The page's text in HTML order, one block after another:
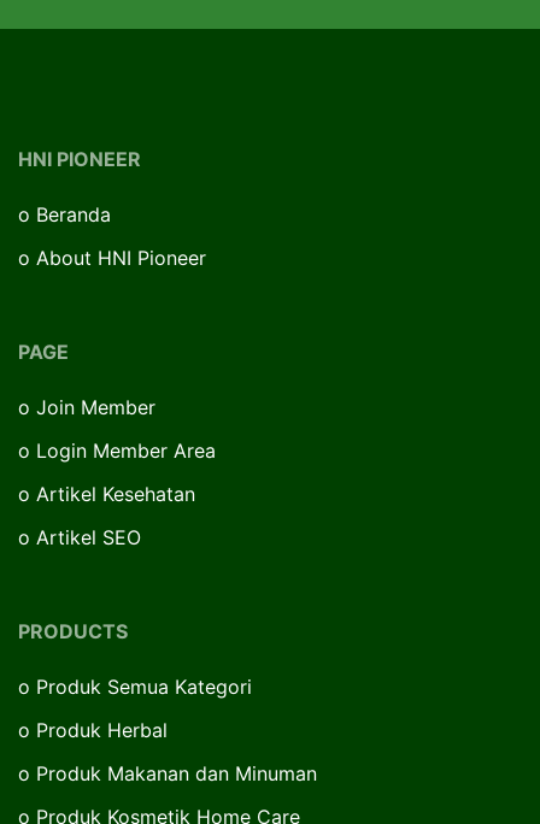
HNI PIONEER
o Beranda
o About HNI Pioneer
PAGE
o Join Member
o Login Member Area
o Artikel Kesehatan
o Artikel SEO
PRODUCTS
o Produk Semua Kategori
o Produk Herbal
o Produk Makanan dan Minuman
o Produk Kosmetik Home Care